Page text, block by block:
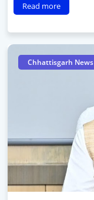
Read more
Chhattisgarh News